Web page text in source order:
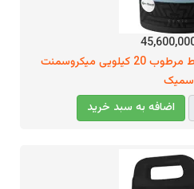
پودر میکروسمنت فاین محیط مرطوب 20 کیلویی میکروسمنت
سمیک
اضافه به سبد خرید